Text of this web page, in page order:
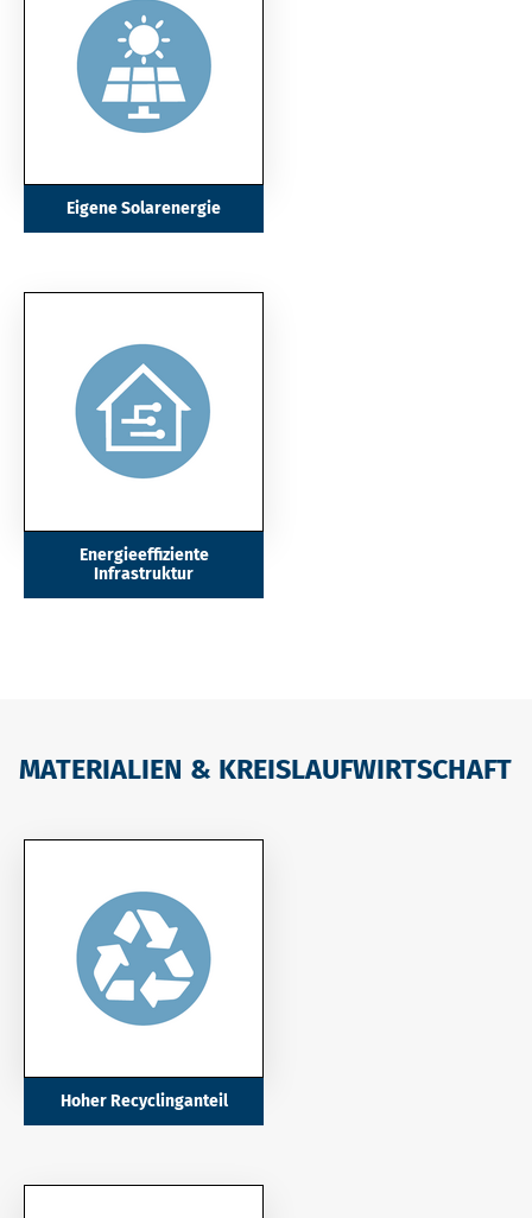
Eigene Solarenergie
Energieeffiziente
Infrastruktur
MATERIALIEN & KREISLAUFWIRTSCHAFT
Hoher Recyclinganteil